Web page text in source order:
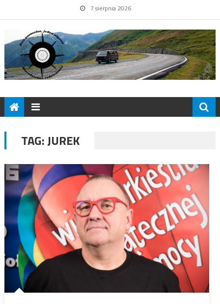
7 sierpnia 2026
TAG:JUREK